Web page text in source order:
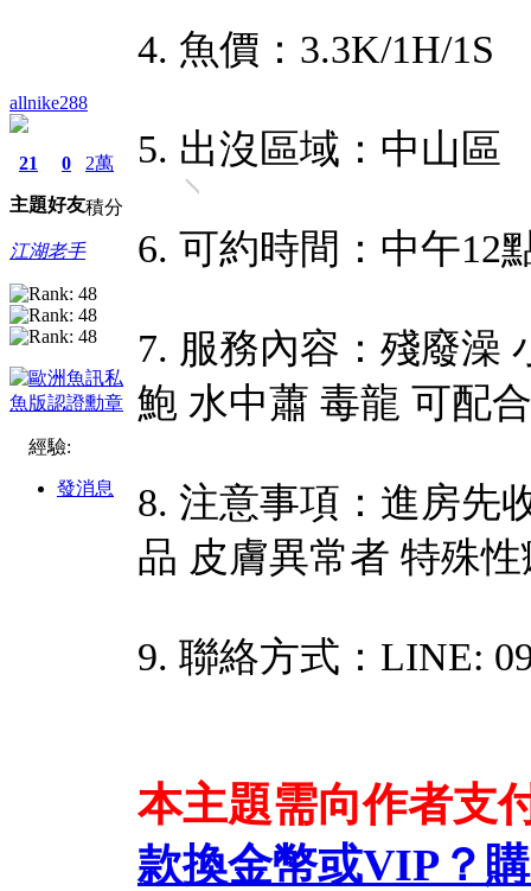
allnike288
21
主題
0
好友
2萬
積分
江湖老手
經驗:
發消息
4. 魚價：3.3K/1H/1S
5. 出沒區域：中山區
6. 可約時間：中午12
7. 服務內容：殘廢澡
鮑 水中蕭 毒龍 可配
8. 注意事項：進房先
品 皮膚異常者 特殊
9. 聯絡方式：LINE:
本主題需向作者支
款換金幣或VIP？